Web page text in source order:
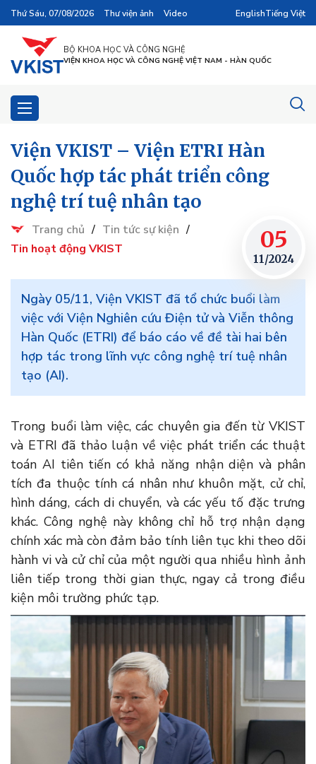
Thứ Sáu, 07/08/2026 Thư viện ảnh Video EnglishTiếng Việt
BỘ KHOA HỌC VÀ CÔNG NGHỆ
VIỆN KHOA HỌC VÀ CÔNG NGHỆ VIỆT NAM - HÀN QUỐC
05
11/2024
Viện VKIST – Viện ETRI Hàn
Quốc hợp tác phát triển công
nghệ trí tuệ nhân tạo
Trang chủ / Tin tức sự kiện /
Tin hoạt động VKIST
Ngày 05/11, Viện VKIST đã tổ chức buổi làm
việc với Viện Nghiên cứu Điện tử và Viễn thông
Hàn Quốc (ETRI) để báo cáo về đề tài hai bên
hợp tác trong lĩnh vực công nghệ trí tuệ nhân
tạo (AI).
Trong buổi làm việc, các chuyên gia đến từ VKIST
và ETRI đã thảo luận về việc phát triển các thuật
toán AI tiên tiến có khả năng nhận diện và phân
tích đa thuộc tính cá nhân như khuôn mặt, cử chỉ,
hình dáng, cách di chuyển, và các yếu tố đặc trưng
khác. Công nghệ này không chỉ hỗ trợ nhận dạng
chính xác mà còn đảm bảo tính liên tục khi theo dõi
hành vi và cử chỉ của một người qua nhiều hình ảnh
liên tiếp trong thời gian thực, ngay cả trong điều
kiện môi trường phức tạp.